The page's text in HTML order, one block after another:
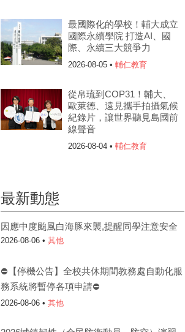
最國際化的學校！輔大成立
國際永續學院 打造AI、國
際、永續三大競爭力
2026-08-05 • 輔仁教育
從帛琉到COP31！輔大、
歐萊德、遠見攜手拍攝氣候
紀錄片，讓世界聽見島國前
線聲音
2026-08-04 • 輔仁教育
最新動態
因應中度颱風白海豚來襲,提醒同學注意安全
2026-08-06 • 其他
⛔【停機公告】全校共休期間教務處自動化服
務系統將暫停各項申請⛔
2026-08-06 • 其他